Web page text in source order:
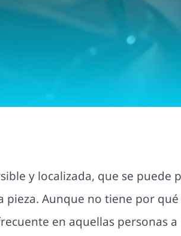
y localizada, que se puede
Aunque no tiene por qué
en aquellas personas a